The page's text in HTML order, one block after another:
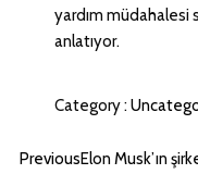
yardım müdahalesi
anlatıyor.
Category :
PreviousElon Musk’ın